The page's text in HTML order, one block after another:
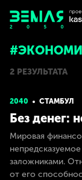
2 РЕЗУЛЬТАТА
2040 СТАМБУЛ
Без денег:
Мировая
заложниками.
от его